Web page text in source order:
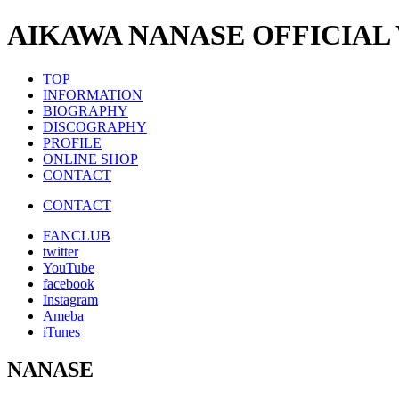
AIKAWA NANASE OFFICIAL
TOP
INFORMATION
BIOGRAPHY
DISCOGRAPHY
PROFILE
ONLINE SHOP
CONTACT
CONTACT
FANCLUB
twitter
YouTube
facebook
Instagram
Ameba
iTunes
NANASE